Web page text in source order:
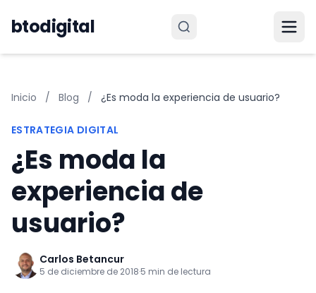
btodigital
Inicio / Blog / ¿Es moda la experiencia de usuario?
ESTRATEGIA DIGITAL
¿Es moda la
experiencia de
usuario?
Carlos Betancur
5 de diciembre de 2018·5 min de lectura